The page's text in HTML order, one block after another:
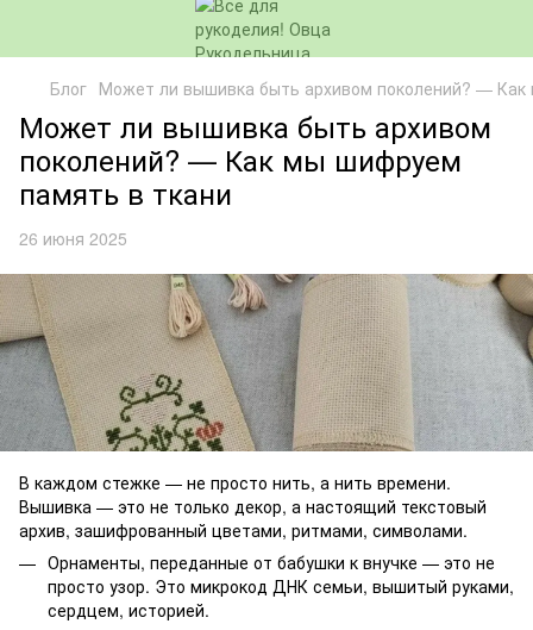
Блог Может ли вышивка быть архивом поколений? —
Может ли вышивка быть архивом
поколений? — Как мы шифруем
память в ткани
26 июня 2025
В каждом стежке — не просто нить, а нить времени.
Вышивка — это не только декор, а настоящий текстовый
архив, зашифрованный цветами, ритмами, символами.
Орнаменты, переданные от бабушки к внучке — это не
просто узор. Это микрокод ДНК семьи, вышитый руками,
сердцем, историей.